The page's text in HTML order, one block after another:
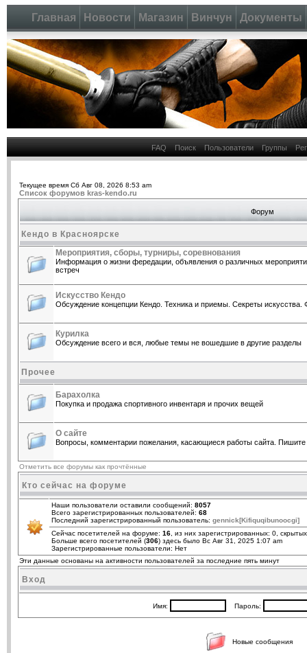
Главная Новости Магазин Винчун Документы
FAQ Поиск Пользователи Группы
Текущее время Сб Авг 08, 2026 8:53 am
Список форумов kras-kendo.ru
Форум
Кендо в Красноярске
Мероприятия, сборы, турниры, соревнования
Информация о жизни фередации, объявления о различных
встреч
Искусство Кендо
Обсуждение концепции Кендо. Техника и приемы. Секреты искусства.
Курилка
Обсуждение всего и вся, любые темы не вошедшие в другие разделы
Прочее
Барахолка
Покупка и продажа спортивного инвентаря и прочих вещей
О сайте
Вопросы, комментарии пожелания, касающиеся работы сайта.
Отметить все форумы как прочтённые
Кто сейчас на форуме
Наши пользователи оставили сообщений: 8057
Всего зарегистрированных пользователей: 68
Последний зарегистрированный пользователь: gennick[Kifiquqibunoocgi]
Сейчас посетителей на форуме: 16 , из них зарегистрированных: 0,
Больше всего посетителей (306) здесь было Вс Авг 31, 2025 1:07 am
Зарегистрированные пользователи: Нет
Эти данные основаны на активности пользователей за последние пять минут
Вход
Имя: Пароль:
Новые сообщения